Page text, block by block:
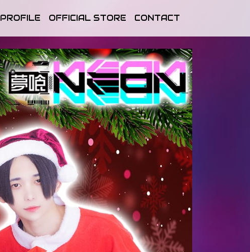
PROFILE OFFICIAL STORE CONTACT